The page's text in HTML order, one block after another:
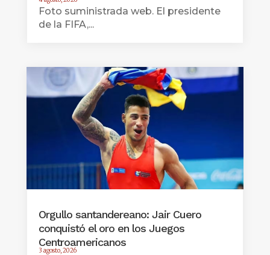
Foto suministrada web. El presidente
de la FIFA,...
Orgullo santandereano: Jair Cuero
conquistó el oro en los Juegos
Centroamericanos
3 agosto, 2026